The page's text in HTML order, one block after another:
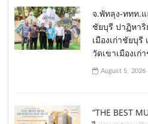
จ.พัทลุง-ททท.
ชัยบุรี ปาฏิหา
เมืองเก่าชัยบุ
วัดเขาเมืองเ
August 5, 2026
“THE BEST